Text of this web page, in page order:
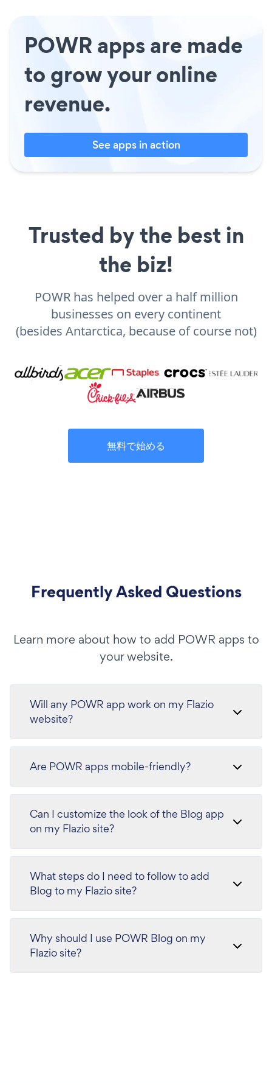
POWR apps are made
to grow your online
revenue.
See apps in action
Trusted by the best in
the biz!
POWR has helped over a half million
businesses on every continent
(besides Antarctica, because of course not)
無料で始める
Frequently Asked Questions
Learn more about how to add POWR apps to
your website.
Will any POWR app work on my Flazio
website?
Are POWR apps mobile-friendly?
Can I customize the look of the Blog app
on my Flazio site?
What steps do I need to follow to add
Blog to my Flazio site?
Why should I use POWR Blog on my
Flazio site?